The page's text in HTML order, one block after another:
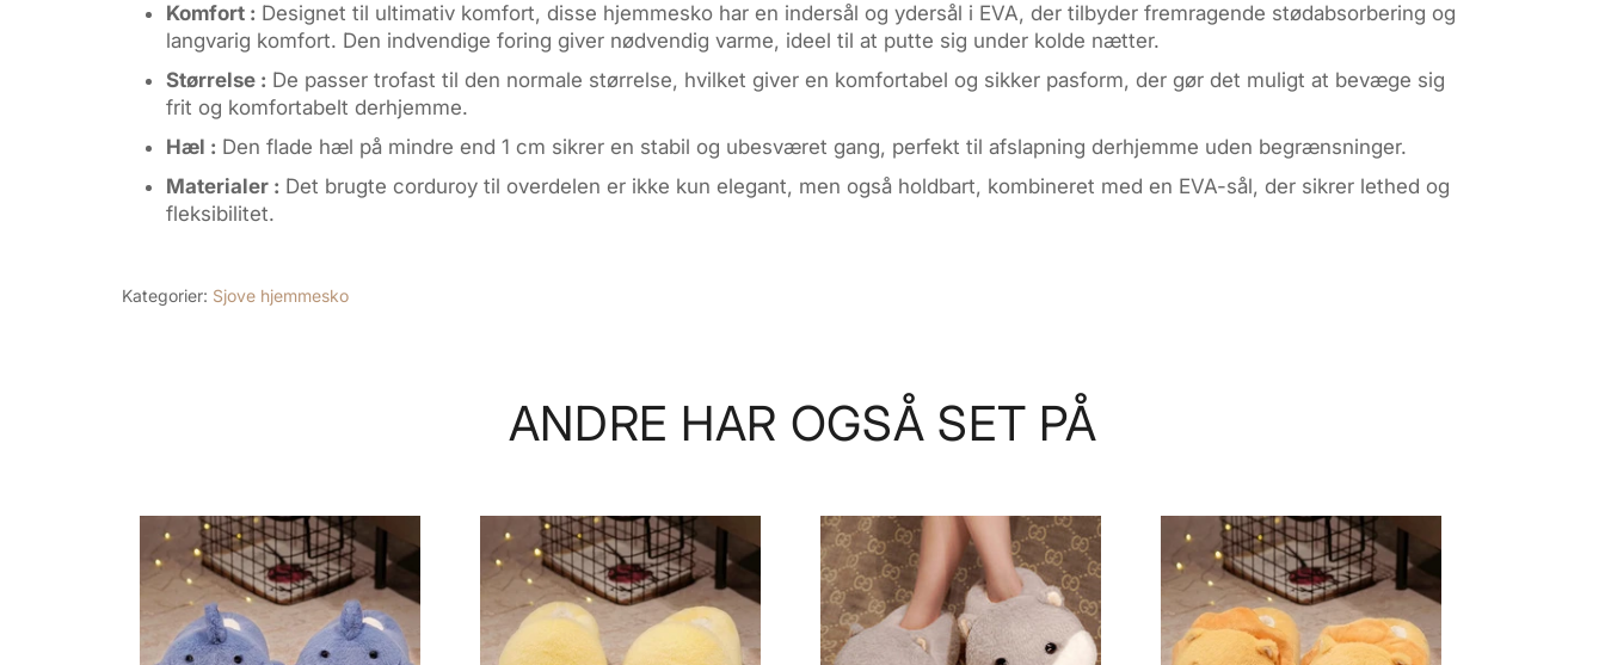
Komfort : Designet til ultimativ komfort, disse hjemmesko har en indersål og ydersål i EVA, der tilbyder fremragende stødabsorbering og
langvarig komfort. Den indvendige foring giver nødvendig varme, ideel til at putte sig under kolde nætter.
Størrelse : De passer trofast til den normale størrelse, hvilket giver en komfortabel og sikker pasform, der gør det muligt at bevæge sig
frit og komfortabelt derhjemme.
Hæl : Den flade hæl på mindre end 1 cm sikrer en stabil og ubesværet gang, perfekt til afslapning derhjemme uden begrænsninger.
Materialer : Det brugte corduroy til overdelen er ikke kun elegant, men også holdbart, kombineret med en EVA-sål, der sikrer lethed og
fleksibilitet.
Kategorier: Sjove hjemmesko
ANDRE HAR OGSÅ SET PÅ